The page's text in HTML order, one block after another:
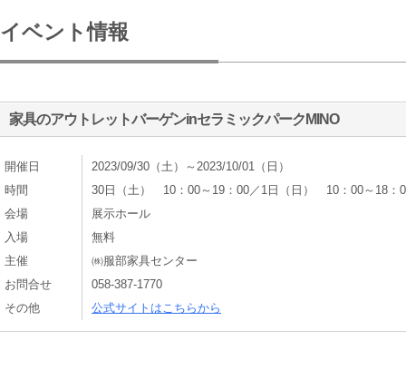
イベント情報
家具のアウトレットバーゲンinセラミックパークMINO
開催日
2023/09/30（土）～2023/10/01（日）
時間
30日（土） 10：00～19：00／1日（日） 10：00～18：
会場
展示ホール
入場
無料
主催
㈱服部家具センター
お問合せ
058-387-1770
その他
公式サイトはこちらから